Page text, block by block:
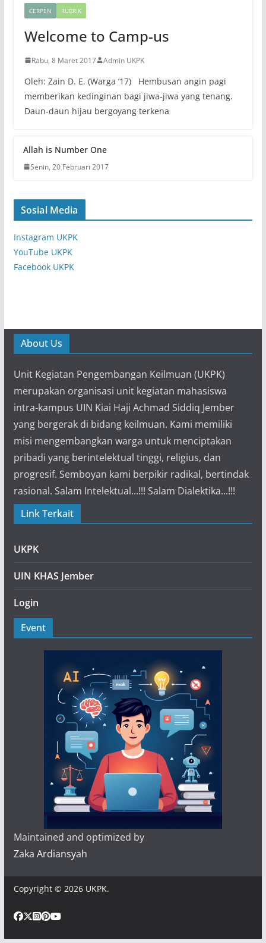
CERPEN RUBRIK
Welcome to Camp-us
Rabu, 8 Maret 2017 Admin UKPK
Oleh: Zain D. E. (Warga ’17) Hembusan angin pagi
memberikan kedinginan bagi jiwa-jiwa yang tenang.
Daun-daun hijau bergoyang terkena
Allah is Number One
Senin, 20 Februari 2017
Sosial Media
Instagram UKPK
YouTube UKPK
Facebook UKPK
About Us
Unit Kegiatan Pengembangan Keilmuan (UKPK)
merupakan organisasi unit kegiatan mahasiswa
intra-kampus UIN Kiai Haji Achmad Siddiq Jember
yang bergerak di bidang keilmuan. Kami memiliki
misi mengembangkan warga untuk menciptakan
pribadi yang berintelektual tinggi, religius, dan
progresif. Semboyan kami berpikir radikal, bertindak
rasional. Salam Intelektual...!!! Salam Dialektika...!!!
Link Terkait
UKPK
UIN KHAS Jember
Login
Event
Maintained and optimized by
Zaka Ardiansyah
Copyright © 2026 UKPK.